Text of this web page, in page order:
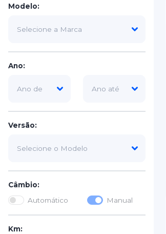
Modelo:
Ano:
Versão:
Câmbio:
Automático
Manual
Km: